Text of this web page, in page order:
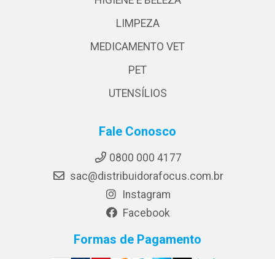
LIMPEZA
MEDICAMENTO VET
PET
UTENSÍLIOS
Fale Conosco
0800 000 4177
sac@distribuidorafocus.com.br
Instagram
Facebook
Formas de Pagamento